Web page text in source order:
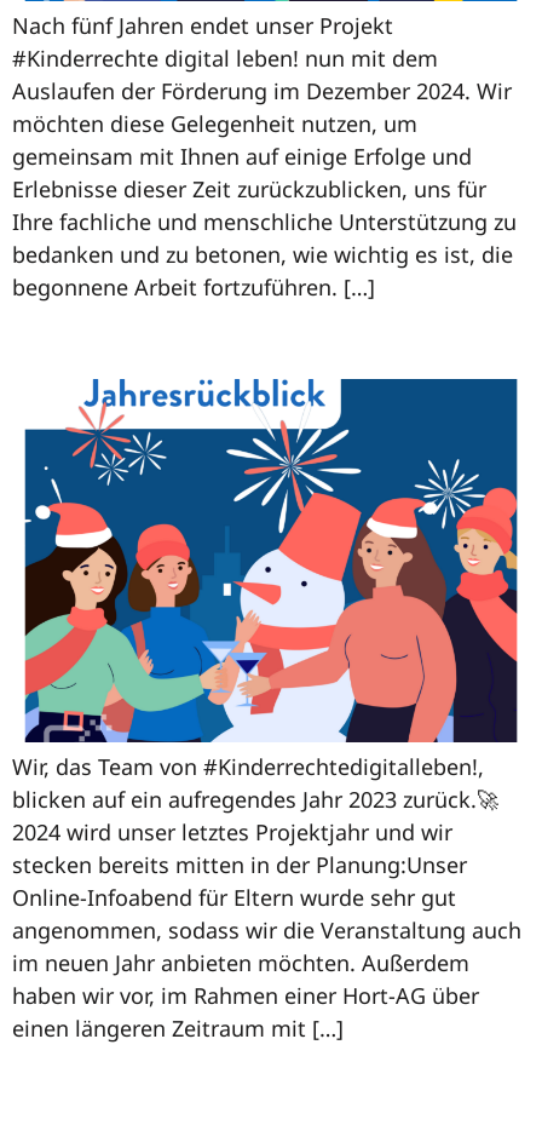
Nach fünf Jahren endet unser Projekt
#Kinderrechte digital leben! nun mit dem
Auslaufen der Förderung im Dezember 2024. Wir
möchten diese Gelegenheit nutzen, um
gemeinsam mit Ihnen auf einige Erfolge und
Erlebnisse dieser Zeit zurückzublicken, uns für
Ihre fachliche und menschliche Unterstützung zu
bedanken und zu betonen, wie wichtig es ist, die
begonnene Arbeit fortzuführen. […]
Wir, das Team von #Kinderrechtedigitalleben!,
blicken auf ein aufregendes Jahr 2023 zurück.🚀
2024 wird unser letztes Projektjahr und wir
stecken bereits mitten in der Planung:Unser
Online-Infoabend für Eltern wurde sehr gut
angenommen, sodass wir die Veranstaltung auch
im neuen Jahr anbieten möchten. Außerdem
haben wir vor, im Rahmen einer Hort-AG über
einen längeren Zeitraum mit […]